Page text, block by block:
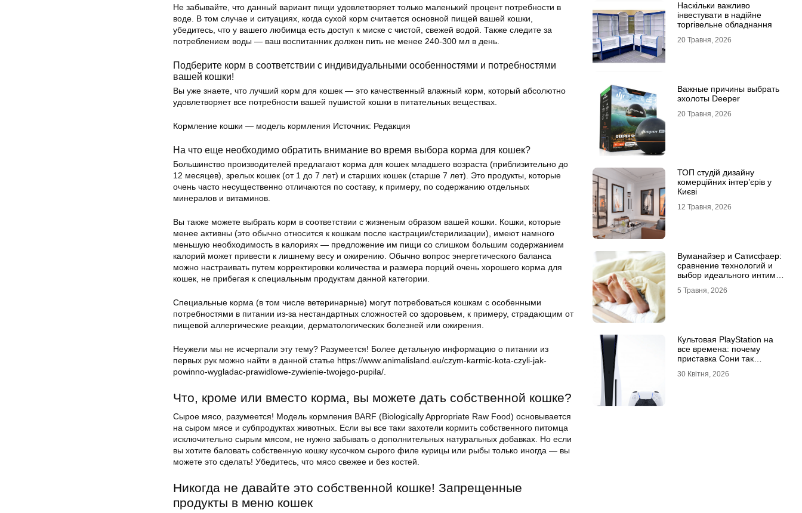
Не забывайте, что данный вариант пищи удовлетворяет только маленький процент потребности в
воде. В том случае и ситуациях, когда сухой корм считается основной пищей вашей кошки,
убедитесь, что у вашего любимца есть доступ к миске с чистой, свежей водой. Также следите за
потреблением воды — ваш воспитанник должен пить не менее 240-300 мл в день.
Подберите корм в соответствии с индивидуальными особенностями и потребностями
вашей кошки!
Вы уже знаете, что лучший корм для кошек — это качественный влажный корм, который абсолютно
удовлетворяет все потребности вашей пушистой кошки в питательных веществах.
Кормление кошки — модель кормления Источник: Редакция
На что еще необходимо обратить внимание во время выбора корма для кошек?
Большинство производителей предлагают корма для кошек младшего возраста (приблизительно до
12 месяцев), зрелых кошек (от 1 до 7 лет) и старших кошек (старше 7 лет). Это продукты, которые
очень часто несущественно отличаются по составу, к примеру, по содержанию отдельных
минералов и витаминов.
Вы также можете выбрать корм в соответствии с жизненым образом вашей кошки. Кошки, которые
менее активны (это обычно относится к кошкам после кастрации/стерилизации), имеют намного
меньшую необходимость в калориях — предложение им пищи со слишком большим содержанием
калорий может привести к лишнему весу и ожирению. Обычно вопрос энергетического баланса
можно настраивать путем корректировки количества и размера порций очень хорошего корма для
кошек, не прибегая к специальным продуктам данной категории.
Специальные корма (в том числе ветеринарные) могут потребоваться кошкам с особенными
потребностями в питании из-за нестандартных сложностей со здоровьем, к примеру, страдающим от
пищевой аллергические реакции, дерматологических болезней или ожирения.
Неужели мы не исчерпали эту тему? Разумеется! Более детальную информацию о питании из
первых рук можно найти в данной статье https://www.animalisland.eu/czym-karmic-kota-czyli-jak-
powinno-wygladac-prawidlowe-zywienie-twojego-pupila/.
Что, кроме или вместо корма, вы можете дать собственной кошке?
Сырое мясо, разумеется! Модель кормления BARF (Biologically Appropriate Raw Food) основывается
на сыром мясе и субпродуктах животных. Если вы все таки захотели кормить собственного питомца
исключительно сырым мясом, не нужно забывать о дополнительных натуральных добавках. Но если
вы хотите баловать собственную кошку кусочком сырого филе курицы или рыбы только иногда — вы
можете это сделать! Убедитесь, что мясо свежее и без костей.
Никогда не давайте это собственной кошке! Запрещенные
продукты в меню кошек
Наскільки важливо
інвестувати в надійне
торгівельне обладнання
20 Травня, 2026
Важные причины выбрать
эхолоты Deeper
20 Травня, 2026
ТОП студій дизайну
комерційних інтер’єрів у
Києві
12 Травня, 2026
Вуманайзер и Сатисфаер:
сравнение технологий и
выбор идеального интим-
5 Травня, 2026
Культовая PlayStation на
все времена: почему
приставка Сони так
30 Квітня, 2026